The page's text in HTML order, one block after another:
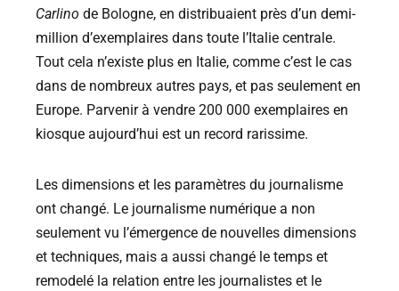
Carlino de Bologne, en distribuaient près d’un demi-
million d’exemplaires dans toute l’Italie centrale.
Tout cela n’existe plus en Italie, comme c’est le cas
dans de nombreux autres pays, et pas seulement en
Europe. Parvenir à vendre 200 000 exemplaires en
kiosque aujourd’hui est un record rarissime.
Les dimensions et les paramètres du journalisme
ont changé. Le journalisme numérique a non
seulement vu l’émergence de nouvelles dimensions
et techniques, mais a aussi changé le temps et
remodelé la relation entre les journalistes et le